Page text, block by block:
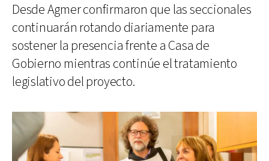
Desde Agmer confirmaron que las seccionales
continuarán rotando diariamente para
sostener la presencia frente a Casa de
Gobierno mientras continúe el tratamiento
legislativo del proyecto.